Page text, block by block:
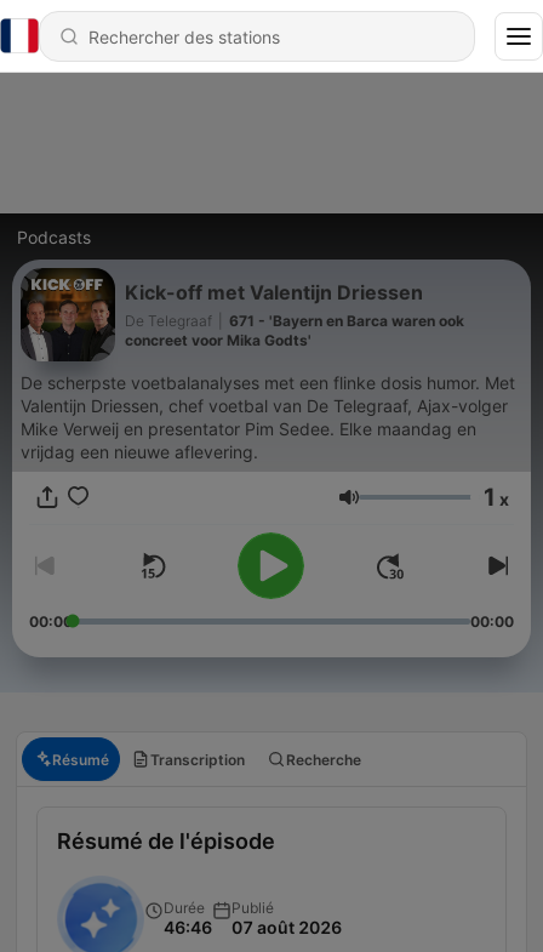
Podcasts
Kick-off met Valentijn Driessen
De Telegraaf
671 - 'Bayern en Barca waren ook
concreet voor Mika Godts'
De scherpste voetbalanalyses met een flinke dosis humor. Met
Valentijn Driessen, chef voetbal van De Telegraaf, Ajax-volger
Mike Verweij en presentator Pim Sedee. Elke maandag en
vrijdag een nieuwe aflevering.
Volume 1 x
00:00 00:00
Résumé Transcription Recherche
Résumé de l'épisode
Durée
46:46
Publié
07 août 2026